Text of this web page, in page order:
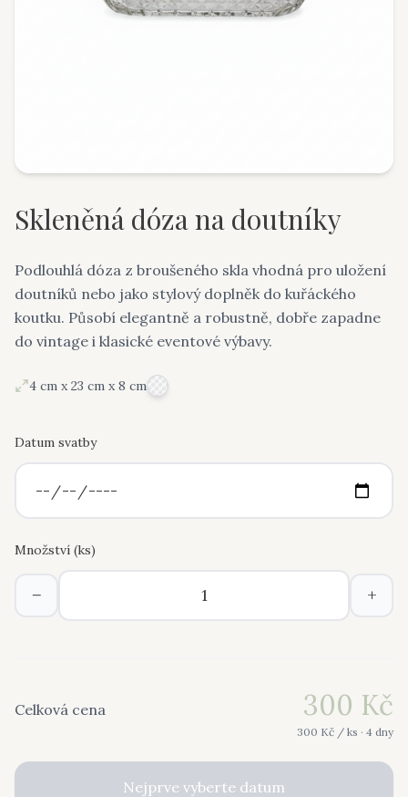
Skleněná dóza na doutníky
Podlouhlá dóza z broušeného skla vhodná pro uložení
doutníků nebo jako stylový doplněk do kuřáckého
koutku. Působí elegantně a robustně, dobře zapadne
do vintage i klasické eventové výbavy.
4 cm x 23 cm x 8 cm
Datum svatby
Množství (ks)
− +
Celková cena 300 Kč
300 Kč / ks · 4 dny
Nejprve vyberte datum